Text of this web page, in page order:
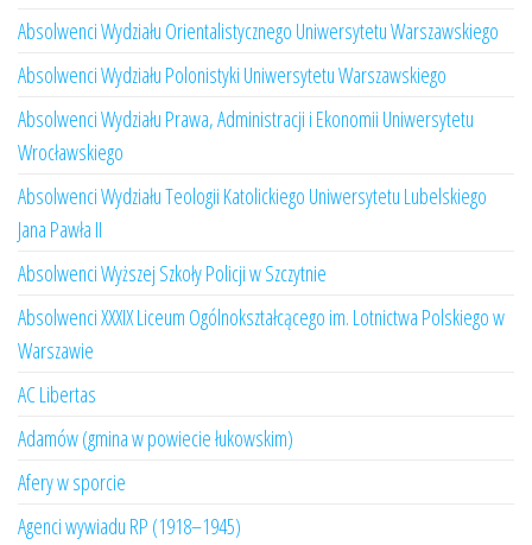
Absolwenci Wydziału Orientalistycznego Uniwersytetu Warszawskiego
Absolwenci Wydziału Polonistyki Uniwersytetu Warszawskiego
Absolwenci Wydziału Prawa, Administracji i Ekonomii Uniwersytetu
Wrocławskiego
Absolwenci Wydziału Teologii Katolickiego Uniwersytetu Lubelskiego
Jana Pawła II
Absolwenci Wyższej Szkoły Policji w Szczytnie
Absolwenci XXXIX Liceum Ogólnokształcącego im. Lotnictwa Polskiego w
Warszawie
AC Libertas
Adamów (gmina w powiecie łukowskim)
Afery w sporcie
Agenci wywiadu RP (1918–1945)